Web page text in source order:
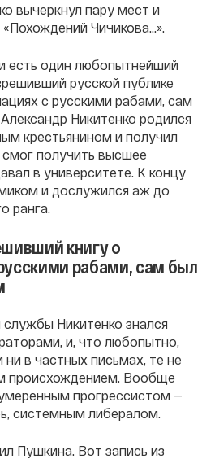
вычеркнул пару мест и
Чичикова...».
есть один любопытнейший
русской публике
с русскими рабами, сам
Никитенко родился
крестьянином и получил
получить высшее
в университете. К концу
и дослужился аж до
ранга.
книгу о
рабами, сам был
Никитенко знался
и, что любопытно,
ни в частных письмах, те не
происхождением. Вообще
прогрессистом —
системным либералом.
Пушкина. Вот запись из